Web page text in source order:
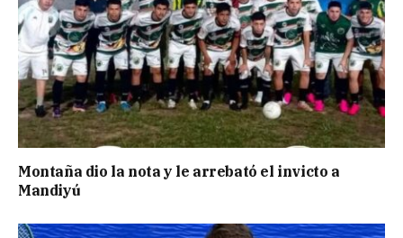
Montaña dio la nota y le arrebató el invicto a
Mandiyú